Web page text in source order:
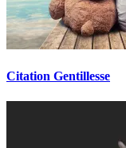
Citation Gentillesse